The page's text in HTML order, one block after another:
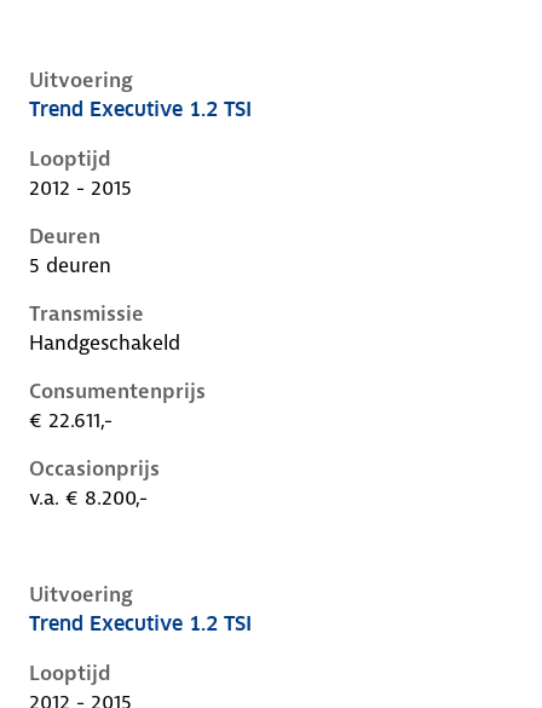
Uitvoering
Volkswagen Golf vii, 1.2 tsi, 63 kW, Benzine, 5 deuren
Trend Executive 1.2 TSI
Looptijd
2012 - 2015
Deuren
5 deuren
Transmissie
Handgeschakeld
Consumentenprijs
€ 22.611,-
Occasionprijs
v.a. € 8.200,-
Uitvoering
Volkswagen Golf vii, 1.2 tsi, 63 kW, Benzine, 3 deuren
Trend Executive 1.2 TSI
Looptijd
2012 - 2015